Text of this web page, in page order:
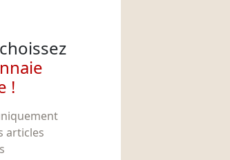
!
articles